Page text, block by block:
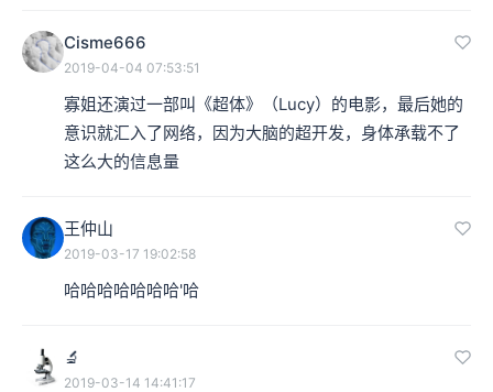
Cisme666
2019-04-04 07:53:51
寡姐还演过一部叫《超体》（Lucy）的电影，最后她的
意识就汇入了网络，因为大脑的超开发，身体承载不了
这么大的信息量
王仲山
2019-03-17 19:02:58
哈哈哈哈哈哈哈'哈
🔬
2019-03-14 14:41:17